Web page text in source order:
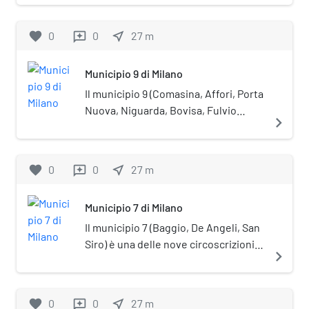
una delle nove circoscrizioni
Consiglio si trova in via Oglio, 18.
favorite 0 reviews 0 near_me 27 m
Municipio 9 di Milano
Il municipio 9 (Comasina, Affori, Porta
Nuova, Niguarda, Bovisa, Fulvio
comunali di Milano. La sede del
Guerzoni, 38.
navigate_next
favorite 0 reviews 0 near_me 27 m
Municipio 7 di Milano
Il municipio 7 (Baggio, De Angeli, San
Siro) è una delle nove circoscrizioni
Consiglio si trova in via Anselmo da
navigate_next
favorite 0 reviews 0 near_me 27 m